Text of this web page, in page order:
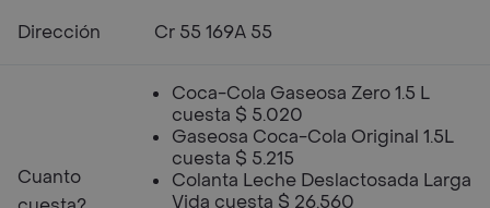
Dirección Cr 55 169A 55
Cuanto
Coca-Cola Gaseosa Zero 1.5 L
cuesta $ 5.020
Gaseosa Coca-Cola Original 1.5L
cuesta $ 5.215
Colanta Leche Deslactosada Larga
Vida cuesta $ 26.560